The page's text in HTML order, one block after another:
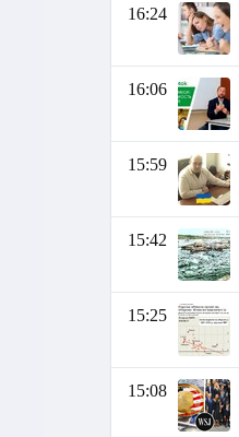
16:24
16:06
15:59
15:42
15:25
15:08